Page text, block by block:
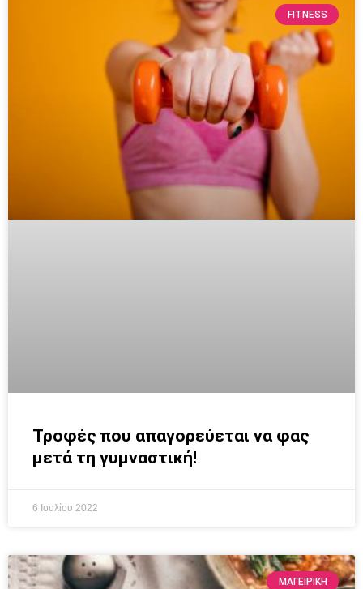
FITNESS
Τροφές που απαγορεύεται να φας
μετά τη γυμναστική!
6 Ιουλίου 2022
ΜΑΓΕΙΡΙΚΗ